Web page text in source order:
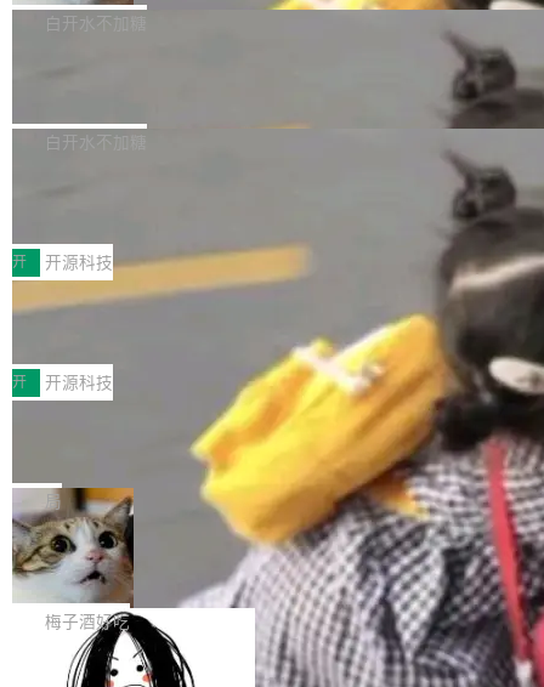
貌。数据显示，微软和 Meta 主要依托充沛的经
代码、验证结果的 AI 终端工具。 据介绍，Muse
个主 agent 循环，外加一组后台 agent。这些后
构建流程可以分为四个环节：建图 → 控制难度
白开水不加糖
库，并将作为transport接入Mooncake TENT。
MPComm将作为一种传输引擎接入Mooncake T
ENT，实现零拷贝传输性能提升30%、非零拷贝
传输性能最高提升5倍。UCL-MPComm底层基
于自研UCL-Engine通信引擎，后续腾讯网平将
持续开源更多基于UCL-Engine的高性能通信组
件。 腾讯网平团队在UCL-MPComm中实现了一
个独立于业务线程的全局通信引擎（Engine），
白开水不加糖
型案例入选名单》，深信服“面向企业研发场景的
开源 AI 编程平台 CoStrict 应用”凭借卓越的技术
创新与落地成效成功入选。 全链路私有化部署，
助力企业AI研发安全落地 当前，越来越多企业已
经开始引入 AI Coding 工具，通过调用公有云模
型或企业内部部署模型提升研发效率。但随着 AI
Coding 从个人辅助工具逐步走向团队级、组织
级应用，企业在规模化落地过程中，对安全性、
可控性和代码质量提出了更高要求。 首先是数据
安全与合规要求。对于大多数普通研发场景，公
有云模型能够满足快速试用和效率提升的需求。
但对于金融、能源、医疗等对数据安全要求较...
开 开源科技
深信服AI算力网关入选工信部人工智能
前不久，工业和信息化部正式发布《2025年人工
智能应用典型案例名单》，集中展示人工智能在
各领域的应用成果，覆盖技术底座、行业赋能、
产品应用、支撑保障、专题等五大方向。深信服
AI算力网关（AI创新平台）成功入选！ 随着各行
各业的Agent走向规模化建设，算力构成形态逐
渐丰富，用户关注的重点也在发生变化：不只是
让AI用起来，还要进一步看清混合算力时代下，
Token花在哪里、算力是否被充分利用，以及持
续增长的AI成本该如何优化。 深信服AI算力网关
正是围绕这些实际问题，从Token治理和成本治
理两个方面，让用户的每一份算力都看得清、管
开 开源科技
Jeff Dean 离开 Google：一个时代的结
束，一个实验室的开始
Google 员工编号 20。MapReduce 作者之一。
Bigtable 作者之一。TensorFlow 的作者之一。
Gemini 的架构师。Google 首席科学家。 Jeff D
ean 在 Google 工作了 27 年后，宣布离职。 他
不是一个人走。一同离开的还有 Sanjay Ghema
wat（Google 员工编号 23，Jeff Dean 二十多
年的编程搭档，MapReduce 和 Bigtable 的共同
作者）、Quoc Le（Google 大脑核心成员，Se
局
🔥 SolonCode v2026.8.4 发布：界面
字体可调、22 种语言、记忆搜索增强
打开终端就能上岗的全中文编码智能体，这一轮
把「看得清、用母语、记得住」三件事一次补
齐。 SolonCode 是什么 SolonCode 是杭州无
耳科技研发的企业级终端编码智能体——一位全
梅子酒好吃
让“代码语义理解”深度释放AI Coding